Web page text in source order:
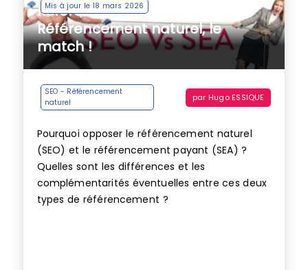
Mis à jour le 18 mars 2026
Référencement payant Vs
Référencement naturel, le
match !
SEO - Référencement
naturel
par Hugo ESSIQUE
Pourquoi opposer le référencement naturel
(SEO) et le référencement payant (SEA) ?
Quelles sont les différences et les
complémentarités éventuelles entre ces deux
types de référencement ?